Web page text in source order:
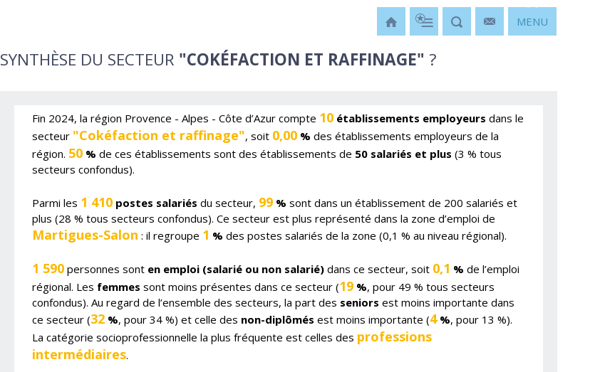
MENU
SYNTHÈSE DU SECTEUR "COKÉFACTION ET RAFFINAGE" ?
Fin 2024, la région Provence - Alpes - Côte d’Azur compte 10 établissements employeurs dans le
secteur "Cokéfaction et raffinage", soit 0,00 % des établissements employeurs de la
région. 50 % de ces établissements sont des établissements de 50 salariés et plus (3 % tous
secteurs confondus).
Parmi les 1 410 postes salariés du secteur, 99 % sont dans un établissement de 200 salariés et
plus (28 % tous secteurs confondus). Ce secteur est plus représenté dans la zone d’emploi de
Martigues-Salon : il regroupe 1 % des postes salariés de la zone (0,1 % au niveau régional).
1 590 personnes sont en emploi (salarié ou non salarié) dans ce secteur, soit 0,1 % de l’emploi
régional. Les femmes sont moins présentes dans ce secteur (19 %, pour 49 % tous secteurs
confondus). Au regard de l’ensemble des secteurs, la part des seniors est moins importante dans
ce secteur (32 %, pour 34 %) et celle des non-diplômés est moins importante (4%, pour 13 %).
La catégorie socioprofessionnelle la plus fréquente est celles des professions
intermédiaires.